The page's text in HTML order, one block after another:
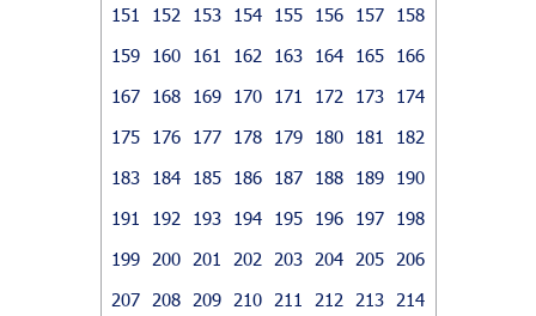
151
152 153 154 155 156 157
158
159
160 161 162 163 164 165
166
167
168 169 170 171 172 173
174
175
176 177 178 179 180 181
182
183
184 185 186 187 188 189
190
191
192 193 194 195 196 197
198
199
200 201 202 203 204 205
206
207
208 209 210 211 212 213
214